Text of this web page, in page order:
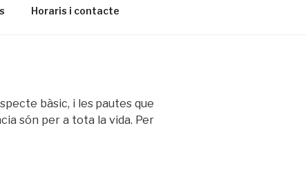
Horaris i contacte
bàsic, i les pautes que
són per a tota la vida. Per